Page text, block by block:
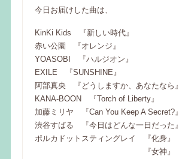
今日お届けした曲は、
KinKi Kids 『新しい時代』
赤い公園 『オレンジ』
YOASOBI 『ハルジオン』
EXILE 『SUNSHINE』
阿部真央 『どうしますか、あなたなら』
KANA-BOON 『Torch of Liberty』
加藤ミリヤ 『Can You Keep A Secret?』
渋谷すばる 『今日はどんな一日だった』
ポルカドットスティングレイ 『化身』
『女神』